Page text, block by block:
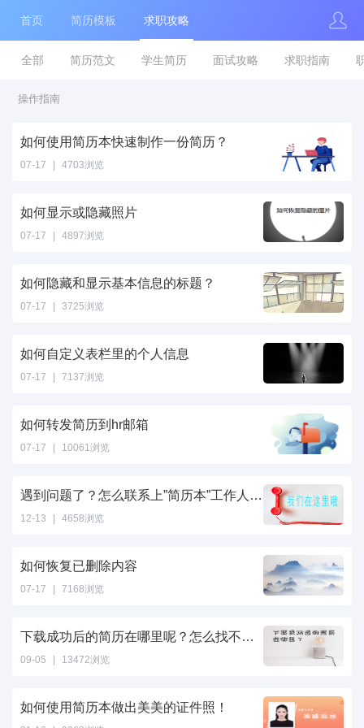
首页 简历模板 求职攻略
全部 简历范文 学生简历 面试攻略 求职指南
操作指南
如何使用简历本快速制作一份简历？
07-17 4703浏览
如何显示或隐藏照片
07-17 4897浏览
如何隐藏和显示基本信息的标题？
07-17 3725浏览
如何自定义表栏里的个人信息
07-17 7137浏览
如何转发简历到hr邮箱
07-17 10061浏览
遇到问题了？怎么联系上”简历本”工作人员呢？
12-13 4658浏览
如何恢复已删除内容
07-17 7168浏览
下载成功后的简历在哪里呢？怎么找不到了？
09-05 13472浏览
如何使用简历本做出美美的证件照！